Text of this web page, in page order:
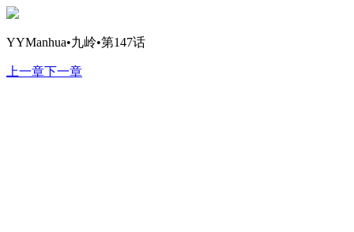
YYManhua•九岭•第147话
上一章下一章